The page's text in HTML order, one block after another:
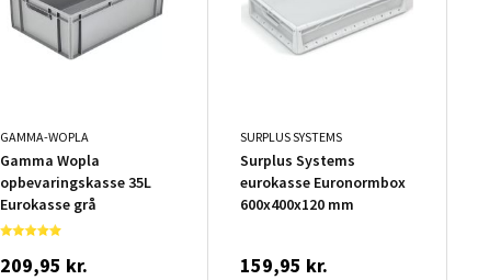
GAMMA-WOPLA
Gamma Wopla
opbevaringskasse 35L
Eurokasse grå
209,95 kr.
SURPLUS SYSTEMS
Surplus Systems
eurokasse Euronormbox
600x400x120 mm
159,95 kr.